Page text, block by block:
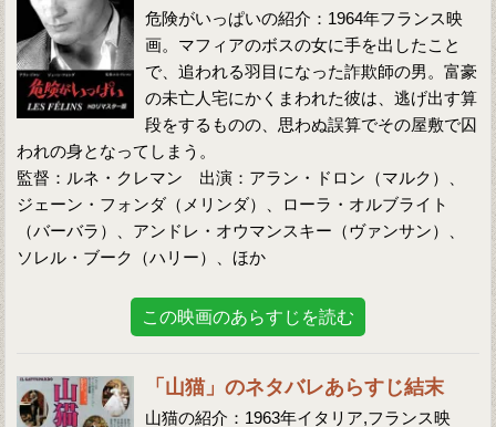
危険がいっぱいの紹介：1964年フランス映
画。マフィアのボスの女に手を出したこと
で、追われる羽目になった詐欺師の男。富豪
の未亡人宅にかくまわれた彼は、逃げ出す算
段をするものの、思わぬ誤算でその屋敷で囚
われの身となってしまう。
監督：ルネ・クレマン 出演：アラン・ドロン（マルク）、
ジェーン・フォンダ（メリンダ）、ローラ・オルブライト
（バーバラ）、アンドレ・オウマンスキー（ヴァンサン）、
ソレル・ブーク（ハリー）、ほか
この映画のあらすじを読む
「山猫」のネタバレあらすじ結末
山猫の紹介：1963年イタリア,フランス映